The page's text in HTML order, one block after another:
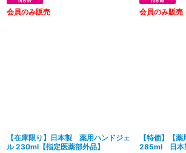
会員のみ販売 会員のみ販売
【在庫限り】日本製 薬用ハンドジェ
ル 230ml【指定医薬部外品】
【特価】【
285ml 日本